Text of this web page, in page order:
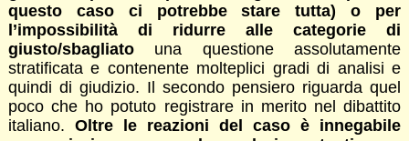
questo caso ci potrebbe stare tutta) o per
l’impossibilità di ridurre alle categorie di
giusto/sbagliatouna questione assolutamente
stratificata e contenente molteplici gradi di analisi e
quindi di giudizio. Il secondo pensiero riguarda quel
poco che ho potuto registrare in merito nel dibattito
italiano. Oltre le reazioni del caso è innegabile